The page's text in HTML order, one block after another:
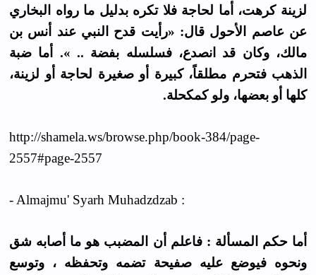
لزينة كرهت، أما لحاجة فلا تكره بدليل ما رواه البخاري
عن عاصم الأحول قال: «رأيت قدح النبي عند أنس بن
مالك، وكان قد انصدع، فسلسله بفضة .. ». أما ضبة
الذهب فتحرم مطلقاً، كبيرة أو صغيرة لحاجة أو لزينة،
كلها أو بعضها، ولو كمكحلة.
http://shamela.ws/browse.php/book-384/page-
2557#page-2557
- Almajmu' Syarh Muhadzdzab :
أما حكم المسألة : فاعلم أن المضبب هو ما أصابه شق
ونحوه فيوضع عليه صفيحة تضمه وتحفظه ، وتوسع